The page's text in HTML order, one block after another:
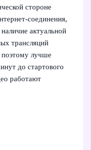
стороне
соединения,
актуальной
трансляций
поэтому лучше
до стартового
работают